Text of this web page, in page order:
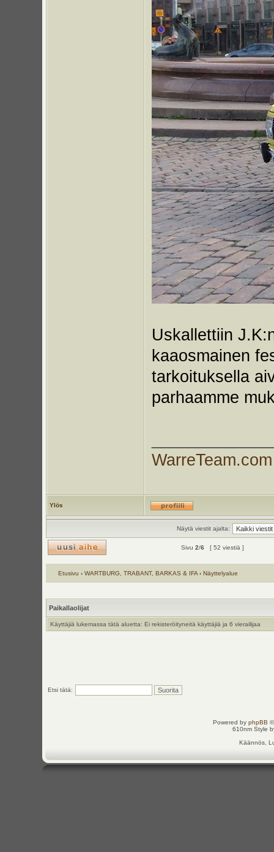
Uskallettiin
kaaosmainen
tarkoituksella
parhaamme
WarreTeam.com
Ylös
Näytä viestit ajalta:
Sivu 2/6 [ 52 viestiä ]
Etusivu ‹ WARTBURG, TRABANT, BARKAS & IFA ‹ Näyttelyalue
Paikallaolijat
Käyttäjiä lukemassa tätä aluetta: Ei rekisteröityneitä käyttäjiä ja 6 vierailijaa
Etsi tätä:
Powered by phpBB
610nm Style
Käännös,